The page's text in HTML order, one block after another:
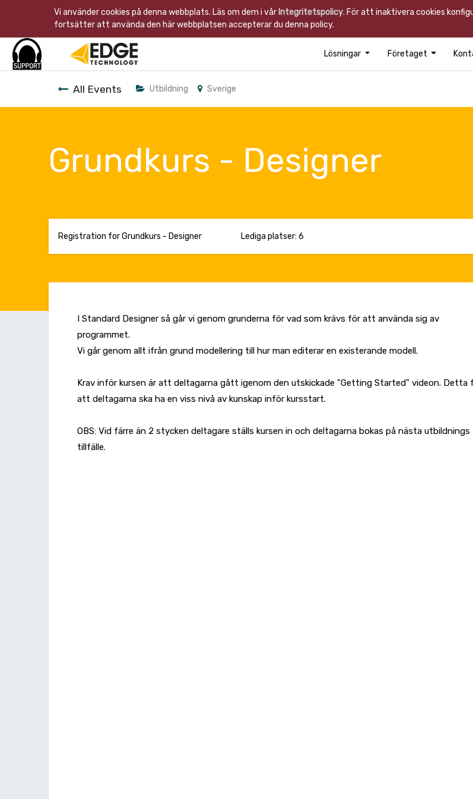
Vi använder cookies på denna webbplats. Läs om dem i vår Integritetspolicy. För att inaktivera cookies
fortsätter att använda den här webbplatsen accepterar du denna policy.
Lösningar Företaget
All Events Utbildning Sverige
Grundkurs - Designer
Registration for Grundkurs - Designer Lediga platser: 6
I Standard Designer så går vi genom grunderna för vad som krävs för att använda sig av
programmet.
Vi går genom allt ifrån grund modellering till hur man editerar en existerande modell.
Krav inför kursen är att deltagarna gått igenom den utskickade "Getting Started" videon. Detta
att deltagarna ska ha en viss nivå av kunskap inför kursstart.
OBS: Vid färre än 2 stycken deltagare ställs kursen in och deltagarna bokas på nästa utbildnings
tillfälle.